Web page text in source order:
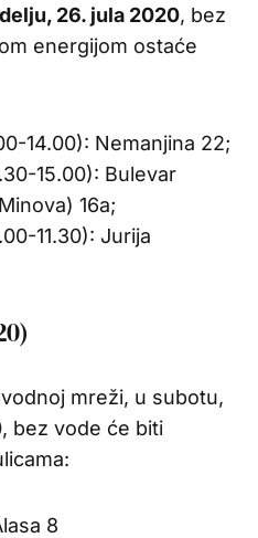
26. jula 2020, bez
energijom ostaće
14.00): Nemanjina 22;
15.00): Bulevar
16a;
11.30): Jurija
mreži, u subotu,
bez vode će biti
8